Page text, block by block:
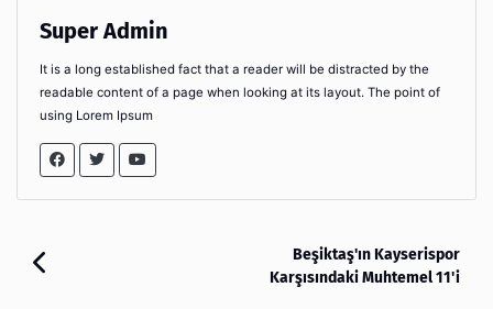
Super Admin
It is a long established fact that a reader will be distracted by the
readable content of a page when looking at its layout. The point of
using Lorem Ipsum
Beşiktaş'ın Kayserispor
Karşısındaki Muhtemel 11'i